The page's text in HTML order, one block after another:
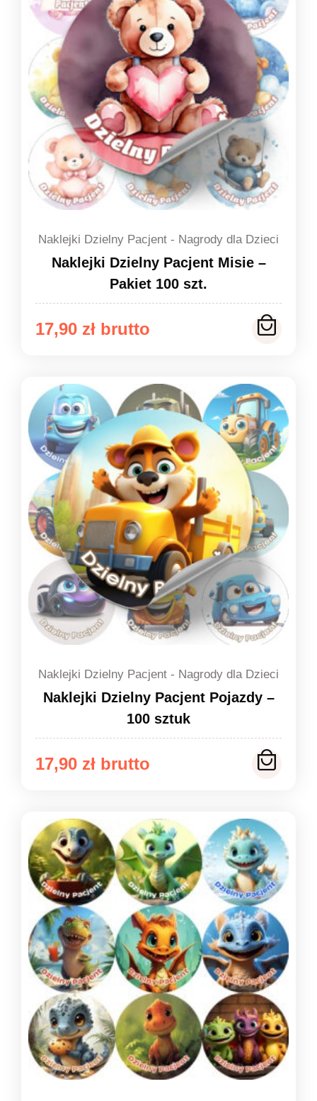
Naklejki Dzielny Pacjent - Nagrody dla Dzieci
Naklejki Dzielny Pacjent Misie –
Pakiet 100 szt.
17,90 zł
Naklejki Dzielny Pacjent - Nagrody dla Dzieci
Naklejki Dzielny Pacjent Pojazdy –
100 sztuk
17,90 zł